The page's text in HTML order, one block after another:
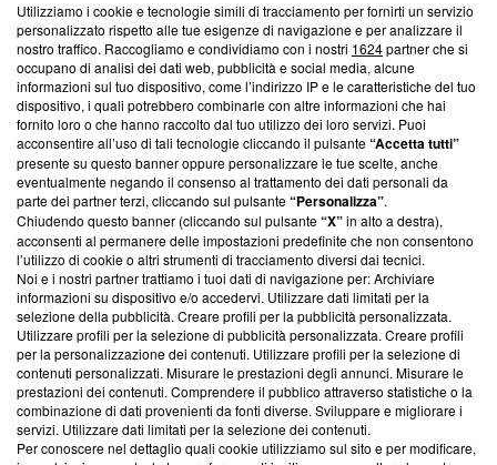
Questa sezione offre informazioni trasparenti su Blasting
News, sui nostri processi editoriali e su come ci impegniamo a
creare news di qualità. Inoltre, afferma la nostra aderenza a
‘Trust Project - News with Integrity’Blasting News non è
ancora membro del programma, ma ha richiesto di farne
parte; Trust Project non ha ancora effettuato una verifica di
conformità agli standard.
Su di noi
Team editoriale
Corporate
Redazione
Informativa Privacy
Cookie Policy
Blasting SA, IDI CHE-247.845.224, Via Carlo Frasca, 3 - 6900
Utilizziamo i cookie e tecnologie simili di tracciamento per fornirti un servizio
personalizzato rispetto alle tue esigenze di navigazione e per analizzare il
nostro traffico. Raccogliamo e condividiamo con i nostri 1624partner che si
occupano di analisi dei dati web, pubblicità e social media, alcune
informazioni sul tuo dispositivo, come l’indirizzo IP e le caratteristiche del tuo
dispositivo, i quali potrebbero combinarle con altre informazioni che hai
fornito loro o che hanno raccolto dal tuo utilizzo dei loro servizi. Puoi
acconsentire all’uso di tali tecnologie cliccando il pulsante“Accetta tutti”
presente su questo banner oppure personalizzare le tue scelte, anche
eventualmente negando il consenso al trattamento dei dati personali da
parte dei partner terzi, cliccando sul pulsante“Personalizza”.
Chiudendo questo banner (cliccando sul pulsante“X”in alto a destra),
acconsenti al permanere delle impostazioni predefinite che non consentono
l’utilizzo di cookie o altri strumenti di tracciamento diversi dai tecnici.
Noi e i nostri partner trattiamo i tuoi dati di navigazione per: Archiviare
informazioni su dispositivo e/o accedervi. Utilizzare dati limitati per la
selezione della pubblicità. Creare profili per la pubblicità personalizzata.
Utilizzare profili per la selezione di pubblicità personalizzata. Creare profili
per la personalizzazione dei contenuti. Utilizzare profili per la selezione di
contenuti personalizzati. Misurare le prestazioni degli annunci. Misurare le
prestazioni dei contenuti. Comprendere il pubblico attraverso statistiche o la
combinazione di dati provenienti da fonti diverse. Sviluppare e migliorare i
servizi. Utilizzare dati limitati per la selezione dei contenuti.
Per conoscere nel dettaglio quali cookie utilizziamo sul sito e per modificare,